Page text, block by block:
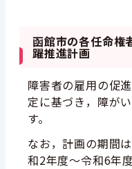
函館市の各任命権
躍推進計画
障害者の雇用の促
定に基づき，障が
す。
なお，計画の期間
和2年度～令和6年